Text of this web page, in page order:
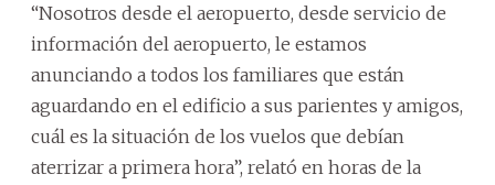
“Nosotros desde el aeropuerto, desde servicio de
información del aeropuerto, le estamos
anunciando a todos los familiares que están
aguardando en el edificio a sus parientes y amigos,
cuál es la situación de los vuelos que debían
aterrizar a primera hora”, relató en horas de la